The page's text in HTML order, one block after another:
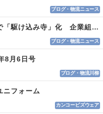
ブログ・物流ニュース
白ナンバートラック規制で「駆け込み寺」化 企業組合が入会基準を見直しへ
ブログ・物流ニュース
8月6日号
ブログ・物流川柳
ニフォーム
カンコービズウェア